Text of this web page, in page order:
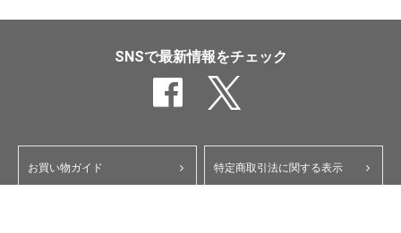
SNSで最新情報をチェック
お買い物ガイド 特定商取引法に関する表示